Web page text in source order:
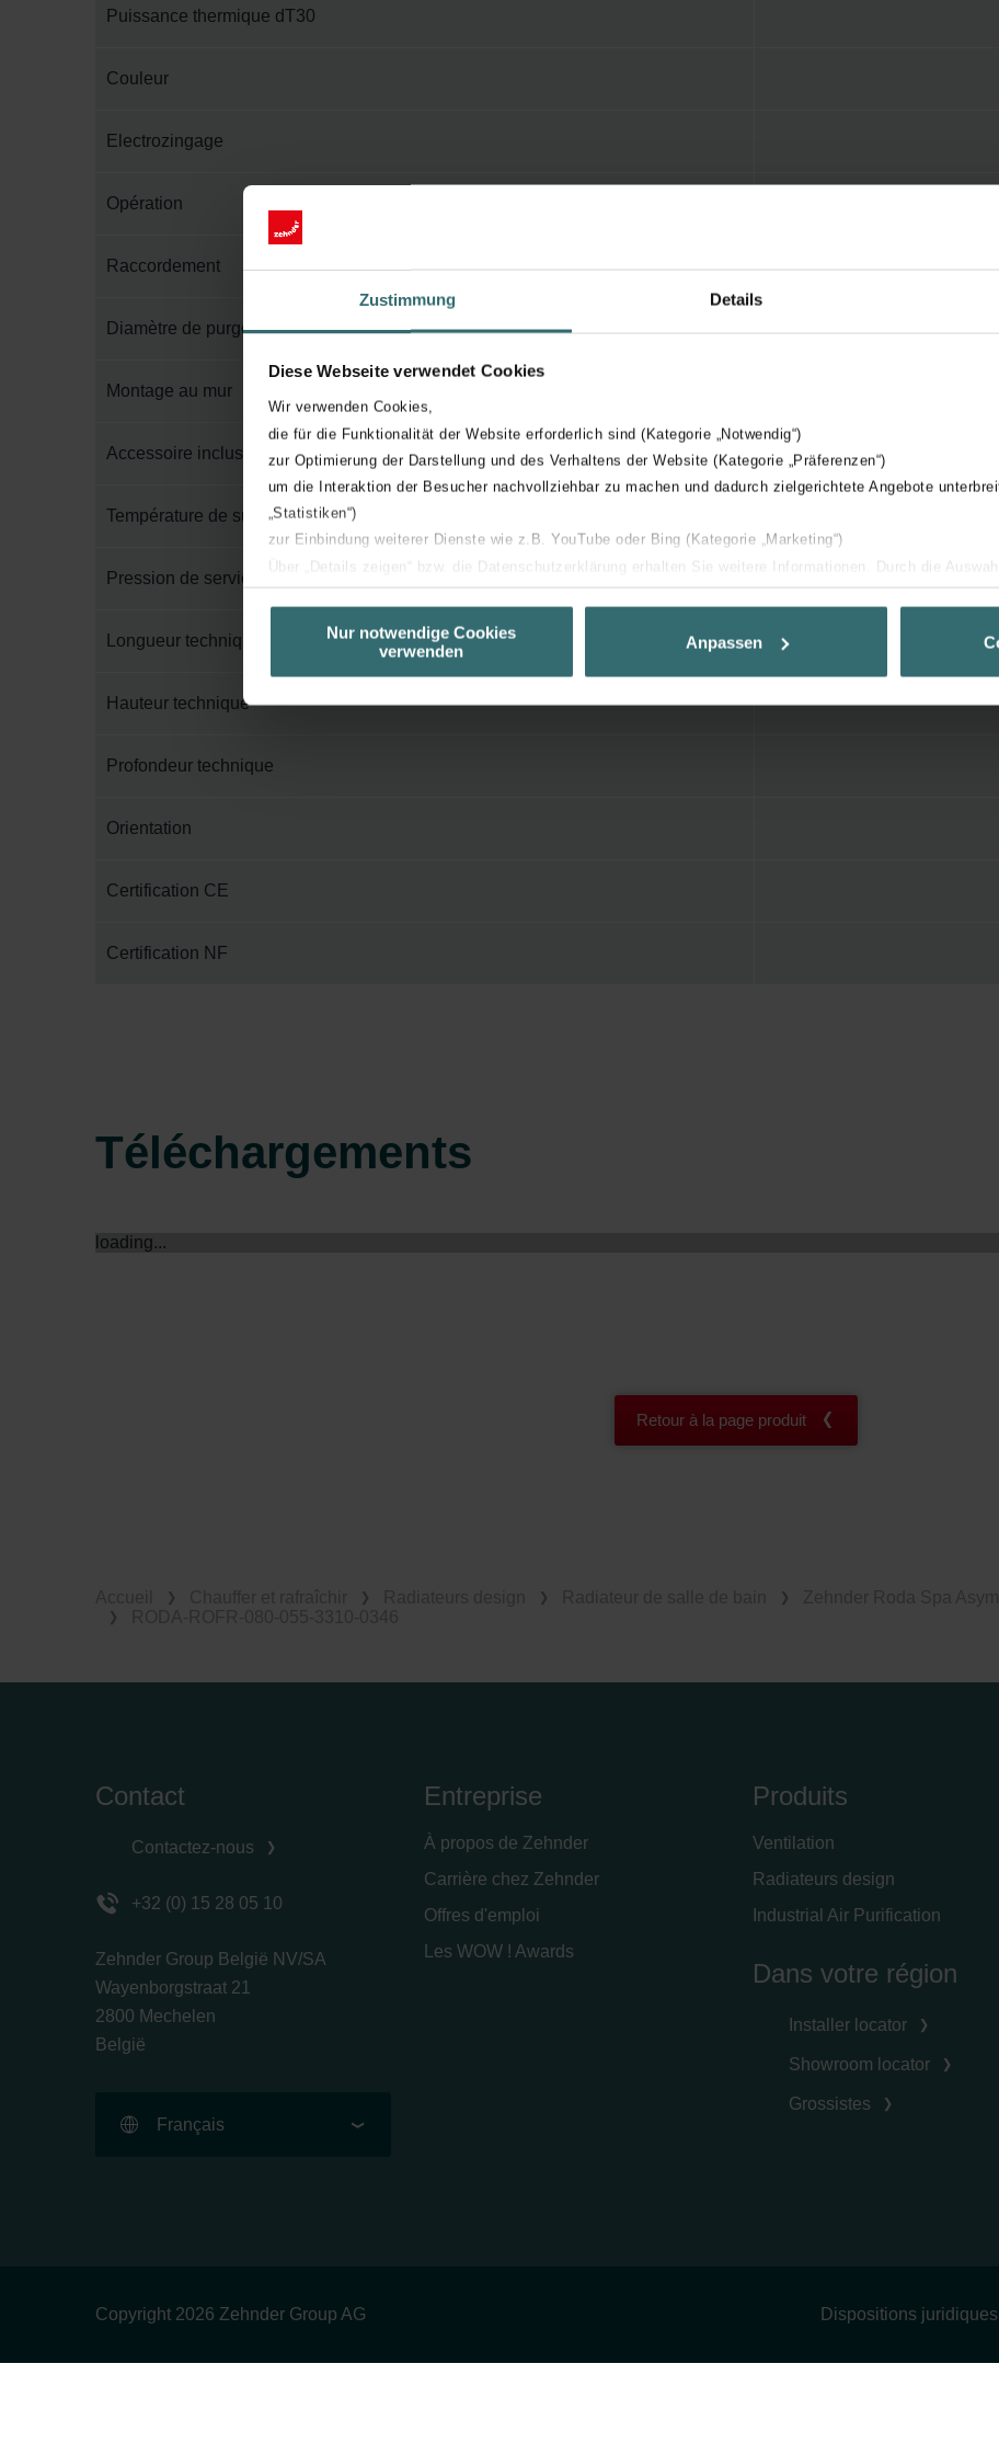
Zustimmung Details
Diese Webseite verwendet Cookies
Wir verwenden Cookies,
die für die Funktionalität der Website erforderlich sind (Kategorie „Notwendig“)
zur Optimierung der Darstellung und des Verhaltens der Website (Kategorie „Präferenzen“)
um die Interaktion der Besucher nachvollziehbar zu machen und dadurch zielgerichtete Angebote
„Statistiken“)
zur Einbindung weiterer Dienste wie z.B. YouTube oder Bing (Kategorie „Marketing“)
Über „Details zeigen“ bzw. die Datenschutzerklärung erhalten Sie weitere Informationen. Durch die
unserer Website verwenden, um Ihnen die bestmögliche Nutzererfahrung zu ermöglichen und Ihnen
basierend auf Ihren Interessen zur Verfügung zu stellen. Alle Einwilligungen können Sie selbstverständlich
Datenschutzerklärung widerrufen.
Zehnder Group AG: Data Privacy
Nur notwendige Cookies
verwenden
Anpassen
Puissance thermique dT30
Couleur
Electrozingage
Opération
Raccordement
Diamètre de purge
Montage au mur
Accessoire inclus dans l'emballage
Température de surface maximum
Pression de service maximum
Longueur technique
Hauteur technique
Profondeur technique
Orientation
Certification CE
Certification NF
Téléchargements
loading...
Retour à la page produit
Contact
Contactez-nous
+32 (0) 15 28 05 10
Zehnder Group België NV/SA
Wayenborgstraat 21
2800 Mechelen
België
Français
Entreprise
À propos de Zehnder
Carrière chez Zehnder
Offres d'emploi
Les WOW ! Awards
Produits
Ventilation
Radiateurs design
Industrial Air Purification
Dans votre région
Installer locator
Showroom locator
Grossistes
Copyright 2026 Zehnder Group AG Dispositions juridiques